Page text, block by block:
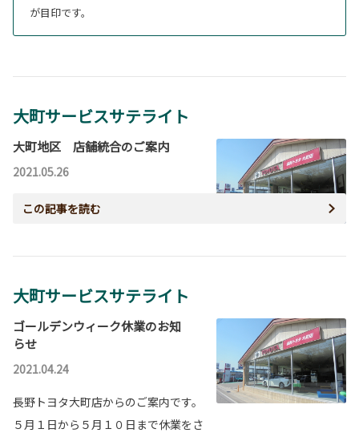
が目印です。
大町サービスサテライト
大町地区 店舗統合のご案内
2021.05.26
この記事を読む
大町サービスサテライト
ゴールデンウィーク休業のお知
らせ
2021.04.24
長野トヨタ大町店からのご案内です。
５月１日から５月１０日まで休業をさ